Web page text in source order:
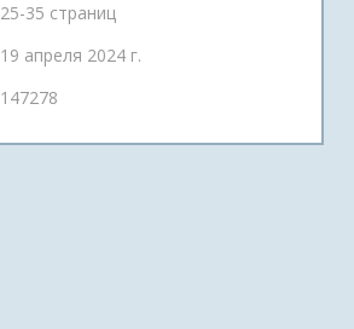
25-35 страниц
19 апреля 2024 г.
147278